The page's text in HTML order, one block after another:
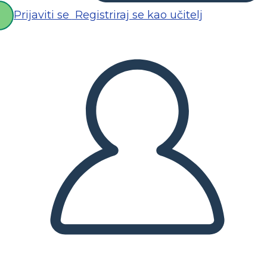
Prijaviti se Registriraj se kao učitelj